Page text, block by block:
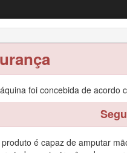
foi concebida de acordo
produto é capaz de amputar
de relva Z
com unidade
Funcionamento